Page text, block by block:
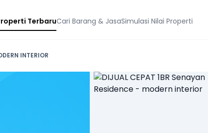
TerbaruCari Barang & JasaSimulasi Nilai Properti
INTERIOR